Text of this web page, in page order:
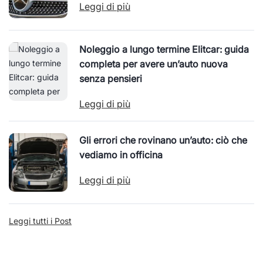
Leggi di più
Noleggio a lungo termine Elitcar: guida
completa per avere un’auto nuova
senza pensieri
Leggi di più
Gli errori che rovinano un’auto: ciò che
vediamo in officina
Leggi di più
Leggi tutti i Post